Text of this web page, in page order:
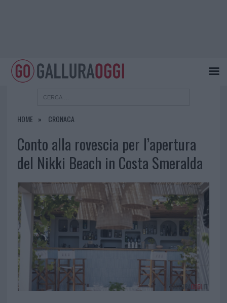
HOME CRONACA
Conto alla rovescia per l’apertura
del Nikki Beach in Costa Smeralda